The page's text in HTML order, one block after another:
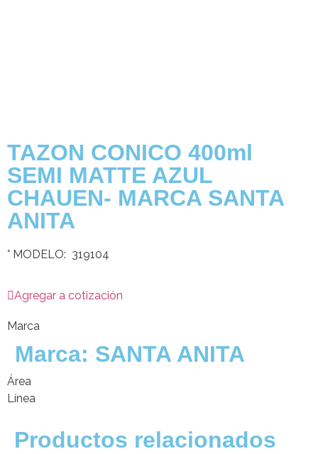
TAZON CONICO 400ml
SEMI MATTE AZUL
CHAUEN- MARCA SANTA
ANITA
° MODELO: 319104
Agregar a cotización
Marca
Marca: SANTA ANITA
Área
Línea
Productos relacionados